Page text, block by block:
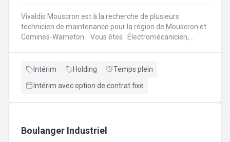
Vivaldis Mouscron est à la recherche de plusieurs
technicien de maintenance pour la région de Mouscron et
Comines-Warneton. Vous êtes : Électromécanicien,
dynamique et avec un package d'avantages à la clé, nous
des kilomètres, nous vous offrons la possibilité de
profil ci-dessous :
Intérim Holding
Temps plein
Intérim avec option de contrat fixe
Boulanger Industriel